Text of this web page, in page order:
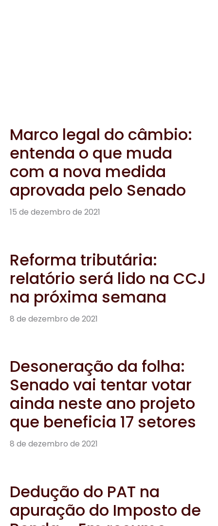
relatório será lido na CCJ
na próxima semana
8 de dezembro de 2021
ainda neste ano projeto
que beneficia 17 setores
8 de dezembro de 2021
apuração do Imposto de
Renda – Em resumo
8 de dezembro de 2021
Compartilhe